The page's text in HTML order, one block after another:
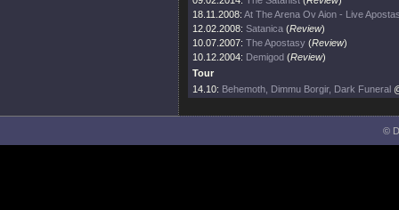
18.11.2008: At The Arena Ov Aion - Live
12.02.2008: Satanica (Review)
10.07.2007: The Apostasy (Review)
10.12.2004: Demigod (Review)
Tour
14.10: Behemoth, Dimmu Borgir, Dark Funeral
©